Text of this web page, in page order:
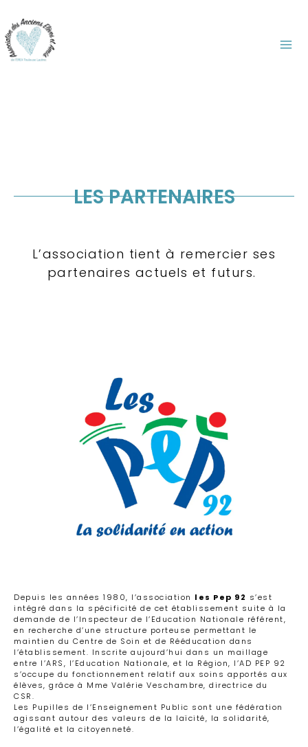
au
contenu
LES PARTENAIRES
L’association tient à remercier ses
partenaires actuels et futurs.
Depuis les années 1980, l’association les Pep 92 s’est
intégré dans la spécificité de cet établissement suite à la
demande de l’Inspecteur de l’Education Nationale référent,
en recherche d’une structure porteuse permettant le
maintien du Centre de Soin et de Rééducation dans
l’établissement. Inscrite aujourd’hui dans un maillage
entre l’ARS, l’Education Nationale, et la Région, l’AD PEP 92
s’occupe du fonctionnement relatif aux soins apportés aux
élèves, grâce à Mme Valérie Veschambre, directrice du
CSR.
Les Pupilles de l’Enseignement Public sont une fédération
agissant autour des valeurs de la laïcité, la solidarité,
l’égalité et la citoyenneté.